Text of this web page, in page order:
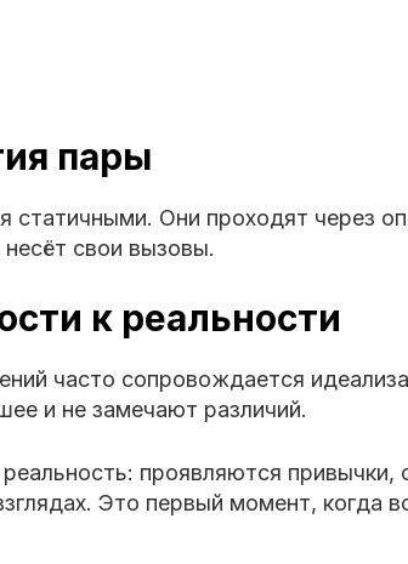
пары
статичными. Они проходят через
свои вызовы.
к реальности
часто сопровождается
и не замечают различий.
проявляются привычки,
Это первый момент, когда